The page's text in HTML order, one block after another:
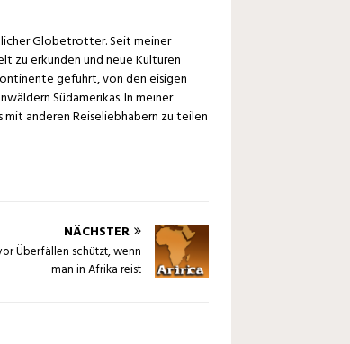
Globetrotter. Seit meiner
zu erkunden und neue Kulturen
geführt, von den eisigen
Südamerikas. In meiner
anderen Reiseliebhabern zu teilen
NÄCHSTER
Überfällen schützt, wenn
man in Afrika reist